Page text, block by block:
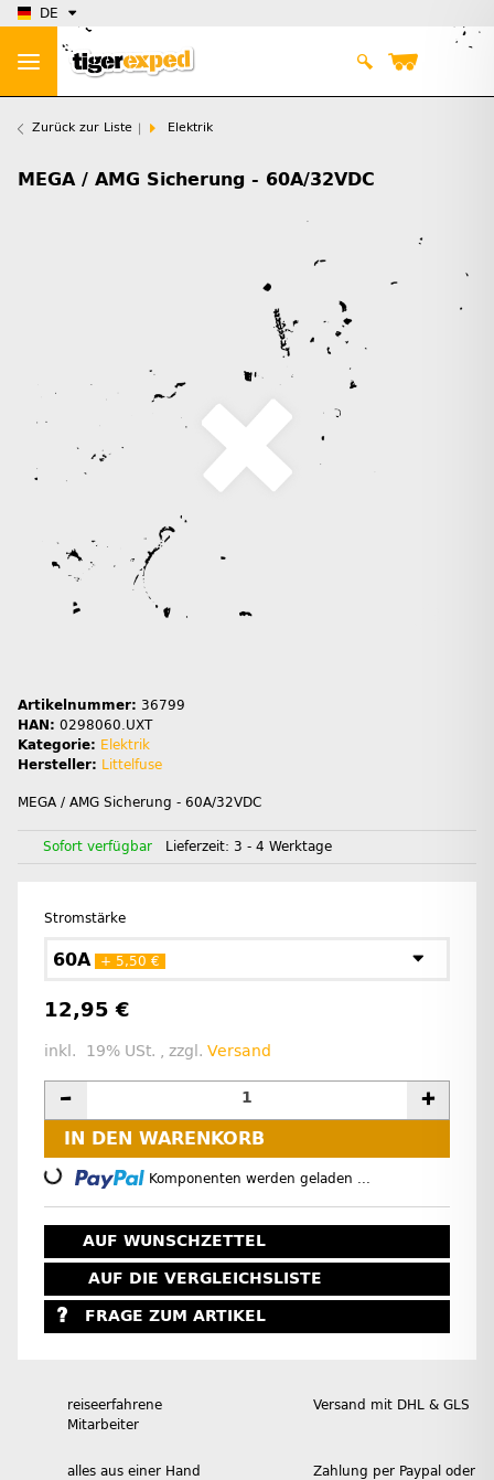
DE
Zurück zur Liste Elektrik
MEGA / AMG Sicherung - 60A/32VDC
Artikelnummer: 36799
HAN: 0298060.UXT
Kategorie: Elektrik
Hersteller: Littelfuse
MEGA / AMG Sicherung - 60A/32VDC
Sofort verfügbar Lieferzeit: 3 - 4 Werktage
Stromstärke
60A + 5,50 €
12,95 €
inkl. 19% USt. , zzgl. Versand
IN DEN WARENKORB
Loading... Komponenten werden geladen ...
AUF WUNSCHZETTEL
AUF DIE VERGLEICHSLISTE
FRAGE ZUM ARTIKEL
reiseerfahrene
Mitarbeiter
Versand mit DHL & GLS
alles aus einer Hand
Zahlung per Paypal oder